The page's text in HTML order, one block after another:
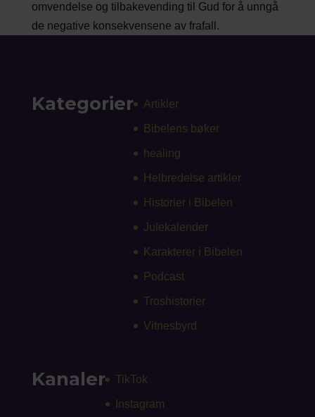
omvendelse og tilbakevending til Gud for å unngå
de negative konsekvensene av frafall.
Kategorier Artikler
Bibelens bøker
healing
Helbredelse artikler
Historier i Bibelen
Julekalender
Karakterer i Bibelen
Podcast
Troshistorier
Vitnesbyrd
Kanaler TikTok
Instagram